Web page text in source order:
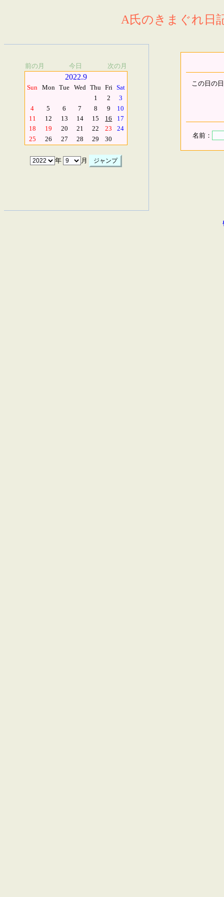
A氏のきまぐれ日
前の月 今日 次の月
2022.9
Sun Mon Tue Wed Thu Fri Sat
1
2
3
4
5 6 7 8 9
10
11
12 13 14 15 16
17
18
19 20 21 22 23
24
25
26 27 28 29 30
年 月
この日の
名前：